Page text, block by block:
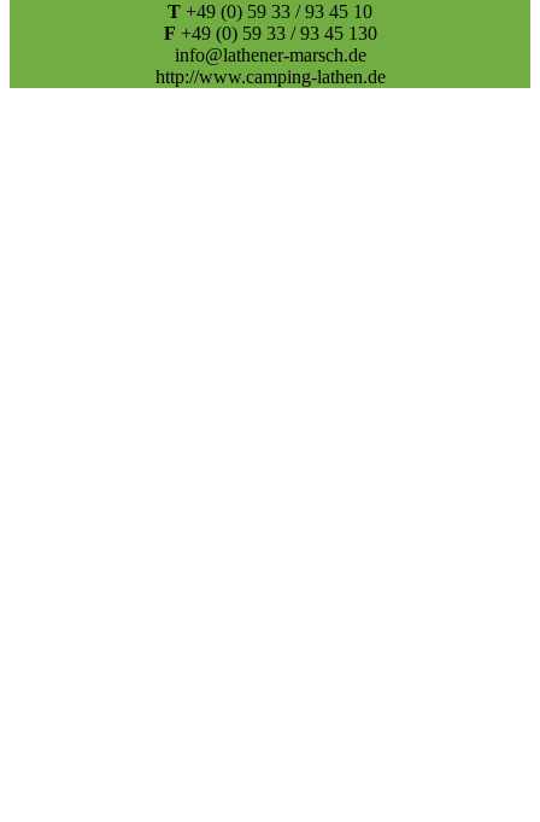
T +49 (0) 59 33 / 93 45 10
F +49 (0) 59 33 / 93 45 130
info@lathener-marsch.de
http://www.camping-lathen.de